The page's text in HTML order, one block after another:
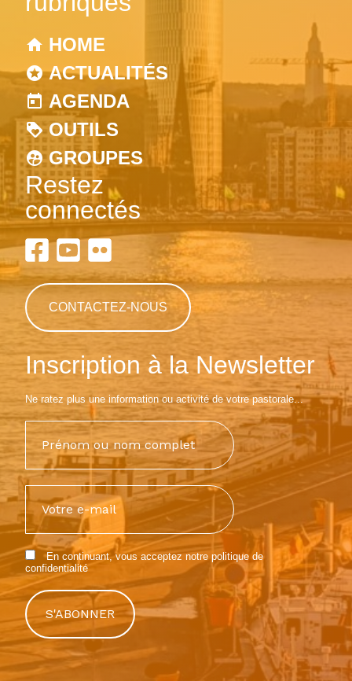
HOME
ACTUALITÉS
AGENDA
OUTILS
GROUPES
Restez
connectés
CONTACTEZ-NOUS
Inscription à la Newsletter
Ne ratez plus une information ou activité de votre pastorale...
En continuant, vous acceptez notre politique de
confidentialité